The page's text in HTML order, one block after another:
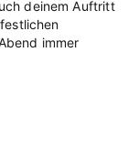
deinem Auftritt
immer